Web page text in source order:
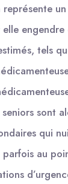
engendre
tels
sont
qui
au